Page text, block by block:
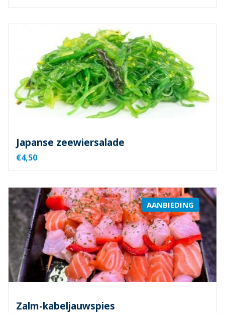
Japanse zeewiersalade
€4,50
AANBIEDING
Zalm-kabeljauwspies